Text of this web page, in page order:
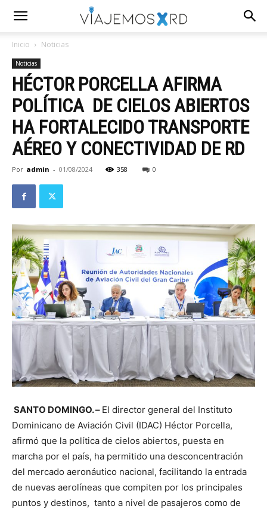
Inicio Noticias
Noticias
HÉCTOR PORCELLA AFIRMA
POLÍTICA DE CIELOS ABIERTOS
HA FORTALECIDO TRANSPORTE
AÉREO Y CONECTIVIDAD DE RD
Por admin - 01/08/2024 358 0
SANTO DOMINGO. – El director general del Instituto
Dominicano de Aviación Civil (IDAC) Héctor Porcella,
afirmó que la política de cielos abiertos, puesta en
marcha por el país, ha permitido una desconcentración
del mercado aeronáutico nacional, facilitando la entrada
de nuevas aerolíneas que compiten por los principales
puntos y destinos, tanto a nivel de pasajeros como de